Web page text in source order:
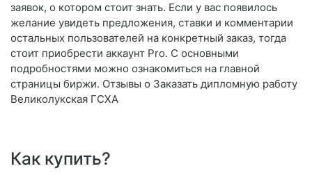
заявок, о котором стоит знать. Если у вас появилось
желание увидеть предложения, ставки и комментарии
остальных пользователей на конкретный заказ, тогда
стоит приобрести аккаунт Pro. С основными
подробностями можно ознакомиться на главной
страницы биржи. Отзывы о Заказать дипломную работу
Великолукская ГСХА
Как купить?